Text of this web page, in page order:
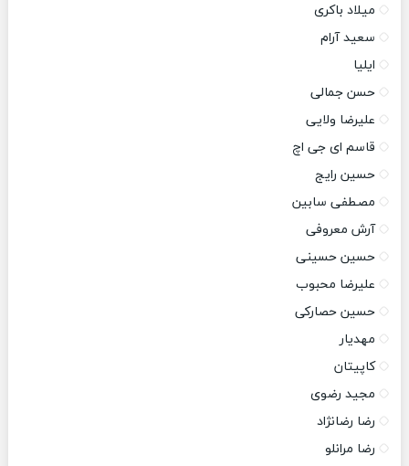
میلاد باکری
سعید آرام
ایلیا
حسن جمالی
علیرضا ولایی
قاسم ای جی اچ
حسین رایج
مصطفی سابین
آرش معروفی
حسین حسینی
علیرضا محبوب
حسین حصارکی
مهدیار
کاپیتان
مجید رضوی
رضا رضانژاد
رضا مرانلو